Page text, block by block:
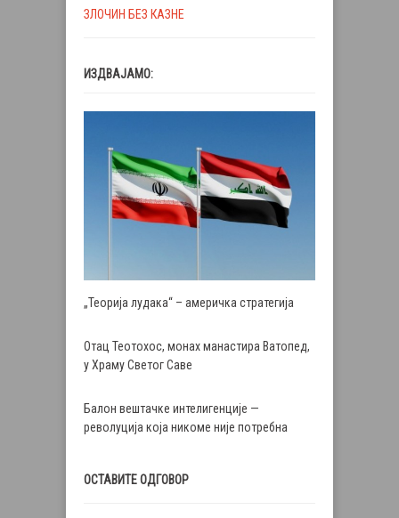
ЗЛОЧИН БЕЗ КАЗНЕ
ИЗДВАЈАМО:
„Теорија лудака“ – америчка стратегија
Отац Теотохос, монах манастира Ватопед,
у Храму Светог Саве
Балон вештачке интелигенције —
револуција која никоме није потребна
ОСТАВИТЕ ОДГОВОР